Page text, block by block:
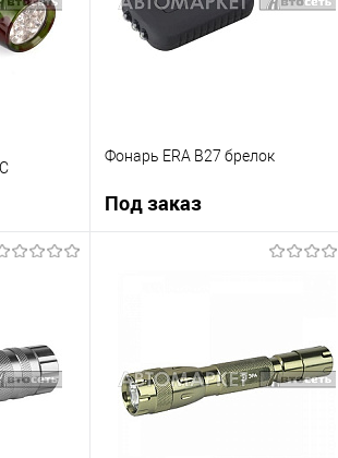
Фонарь ERA B27 брелок
Под заказ
Недоступно